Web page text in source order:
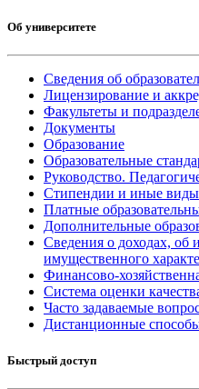
Об университете
Сведения об
Лицензирование и
Факультеты и
Документы
Образование
Образовательные
Руководство.
Стипендии и иные виды
Платные
Дополнительные
Сведения о доходах, об
имущественного
Финансово-
Система оценки
Часто задаваемые
Дистанционные
Быстрый доступ